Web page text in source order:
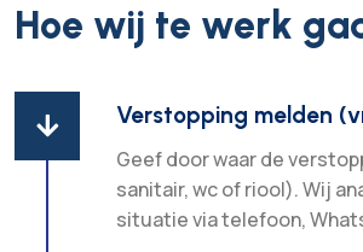
Hoe wij te werk
 Verstopping melden
Geef door waar de
sanitair, wc of riool). Wij
situatie via telefoon,